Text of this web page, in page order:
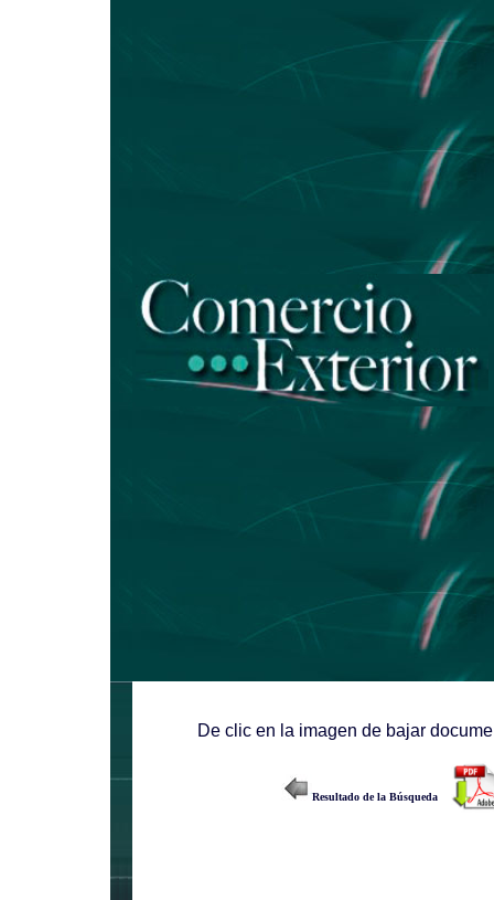
De clic en la imagen de bajar
Resultado de la Búsqueda